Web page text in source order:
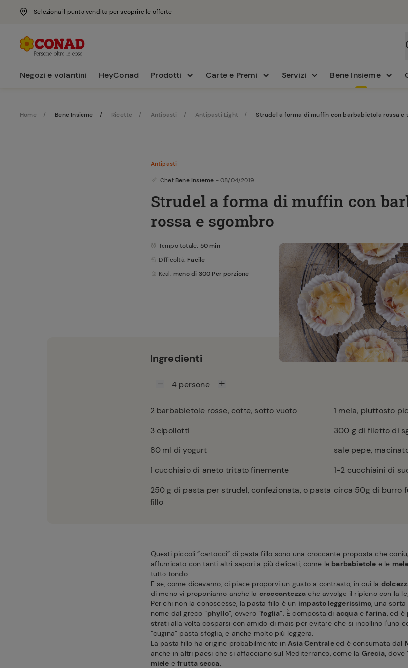
Seleziona il punto vendita per scoprire le offerte
Negozi e volantini HeyConad Prodotti Carte e Premi Servizi Bene Insieme
Home Bene Insieme Ricette Antipasti Antipasti Light Strudel a forma di muffin con barbabietola rossa e
Antipasti
Chef Bene Insieme - 08/04/2019
Strudel a forma di muffin con
rossa e sgombro
Tempo totale: 50 min
Difficoltà: Facile
Kcal: meno di 300 Per porzione
Ingredienti
4 persone
2barbabietole rosse, cotte, sotto vuoto 1 mela, piuttosto
3cipollotti 300 g di filetto di
80 ml di yogurt
sale pepe,
1 cucchiaio di aneto tritato finemente 1-2 cucchiaini di
250g di pasta per strudel, confezionata, o pasta
fillo
circa 50g di burro
Questi piccoli “cartocci” di pasta fillo sono una croccante proposta che
affumicato con tanti altri sapori a più delicati, come le barbabietole e le mele
tutto tondo.
E se, come dicevamo, ci piace proporvi un gusto a contrasto, in cui la
di meno vi proponiamo anche la croccantezza che avvolge il ripieno con la
Per chi non la conoscesse, la pasta fillo è un impasto leggerissimo, una
nome dal greco “phyllo”, ovvero “foglia”. È composta di acquaefarina, ed è
strati alla volta cosparsi con amido di mais per evitare che si incollino l'uno
“cugina” pasta sfoglia, e anche molto più leggera.
La pasta fillo ha origine probabilmente inAsia Centraleed è consumata dal
anche in altri paesi che si affacciano sul Mediterraneo, come la Grecia,dove
miele efrutta secca.